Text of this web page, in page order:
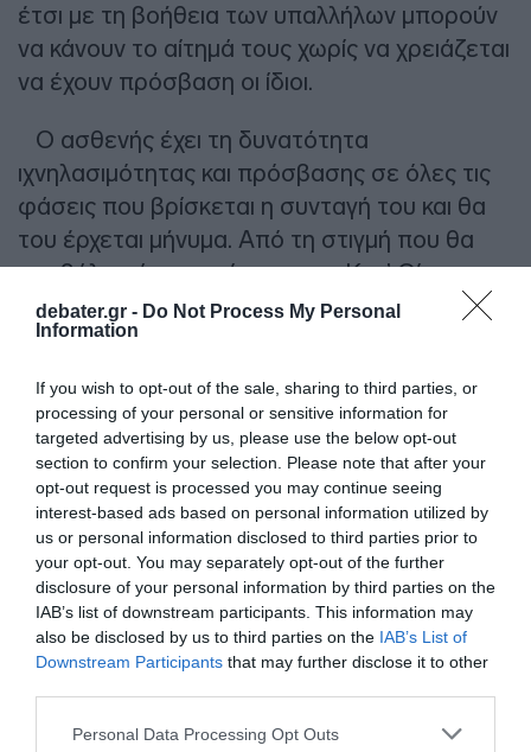
debater.gr - Do Not Process My Personal
Information
If you wish to opt-out of the sale, sharing to third parties, or
processing of your personal or sensitive information for
targeted advertising by us, please use the below opt-out
section to confirm your selection. Please note that after your
opt-out request is processed you may continue seeing
interest-based ads based on personal information utilized by
us or personal information disclosed to third parties prior to
your opt-out. You may separately opt-out of the further
disclosure of your personal information by third parties on the
IAB’s list of downstream participants. This information may
also be disclosed by us to third parties on the IAB’s List of
Downstream Participants that may further disclose it to other
Please note that this website/app uses one or more Google
Personal Data Processing Opt Outs
έτσι με τη βοήθεια των υπαλλήλων μπορούν
να κάνουν το αίτημά τους χωρίς να χρειάζεται
να έχουν πρόσβαση οι ίδιοι.
Ο ασθενής έχει τη δυνατότητα
ιχνηλασιμότητας και πρόσβασης σε όλες τις
φάσεις που βρίσκεται η συνταγή του και θα
του έρχεται μήνυμα. Από τη στιγμή που θα
υποβάλει κάποιος αίτηση για «Κατ’ Οίκον»
παράδοση, ο συγκεκριμένος αριθμός
συνταγής δεν θα εκτελείται στο φαρμακείο
χρόνος είναι από 24-48 ώρες ανάλογα με
την απόσταση.
ΔΙΑΦΗΜΙΣΗ